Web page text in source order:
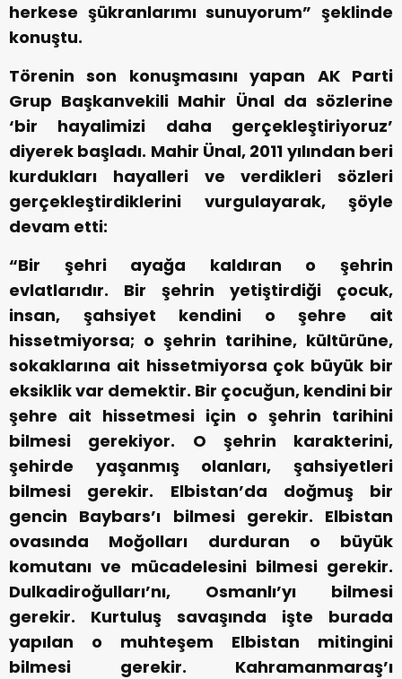
herkese şükranlarımı sunuyorum” şeklinde
konuştu.
Törenin son konuşmasını yapan AK Parti
Grup Başkanvekili Mahir Ünal da sözlerine
‘bir hayalimizi daha gerçekleştiriyoruz’
diyerek başladı. Mahir Ünal, 2011 yılından beri
kurdukları hayalleri ve verdikleri sözleri
gerçekleştirdiklerini vurgulayarak, şöyle
devam etti:
“Bir şehri ayağa kaldıran o şehrin
evlatlarıdır. Bir şehrin yetiştirdiği çocuk,
insan, şahsiyet kendini o şehre ait
hissetmiyorsa; o şehrin tarihine, kültürüne,
sokaklarına ait hissetmiyorsa çok büyük bir
eksiklik var demektir. Bir çocuğun, kendini bir
şehre ait hissetmesi için o şehrin tarihini
bilmesi gerekiyor. O şehrin karakterini,
şehirde yaşanmış olanları, şahsiyetleri
bilmesi gerekir. Elbistan’da doğmuş bir
gencin Baybars’ı bilmesi gerekir. Elbistan
ovasında Moğolları durduran o büyük
komutanı ve mücadelesini bilmesi gerekir.
Dulkadiroğulları’nı, Osmanlı’yı bilmesi
gerekir. Kurtuluş savaşında işte burada
yapılan o muhteşem Elbistan mitingini
bilmesi gerekir. Kahramanmaraş’ı